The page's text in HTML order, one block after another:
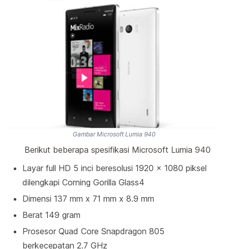
Gambar Microsoft Lumia 940
Berikut beberapa spesifikasi Microsoft Lumia 940
Layar full HD 5 inci beresolusi 1920 x 1080 piksel
dilengkapi Corning Gorilla Glass4
Dimensi 137 mm x 71 mm x 8.9 mm
Berat 149 gram
Prosesor Quad Core Snapdragon 805
berkecepatan 2.7 GHz